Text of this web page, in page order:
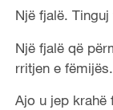
l
a
y
Një fjalë.
Një fjalë që
rritjen e fëmijës.
Ajo u jep krahë